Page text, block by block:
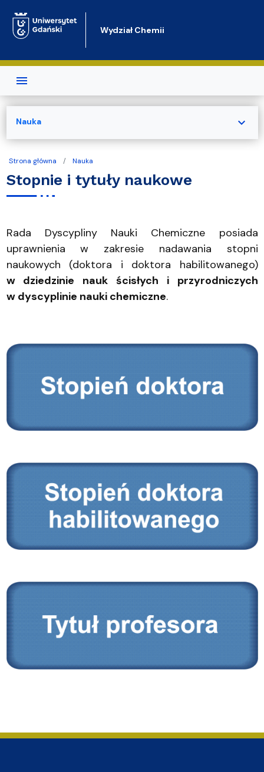
Wydział Chemii
Strona główna Nauka
Stopnie i tytuły naukowe
Rada Dyscypliny Nauki Chemiczne posiada
uprawnienia w zakresie nadawania stopni
naukowych (doktora i doktora habilitowanego)
w dziedzinie nauk ścisłych i przyrodniczych
w dyscyplinie nauki chemiczne.
Nauka expand_more